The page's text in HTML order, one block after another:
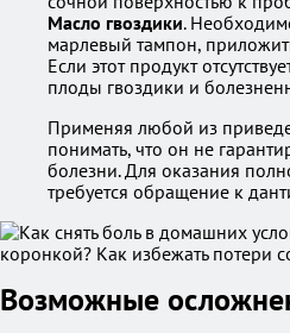
Масло гвоздики.
марлевый тампон,
Если этот продукт
плоды гвоздики и
Применяя любой из
понимать, что он не
болезни. Для оказания
требуется обращение к
Возможные